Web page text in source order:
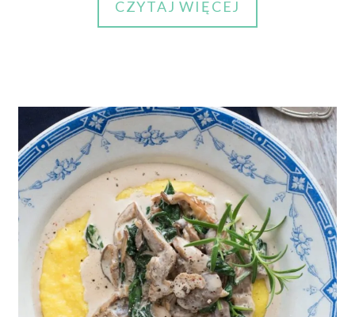
CZYTAJ WIĘCEJ